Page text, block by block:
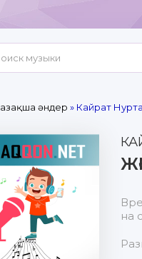
Қазақша әндер » Кайрат
на